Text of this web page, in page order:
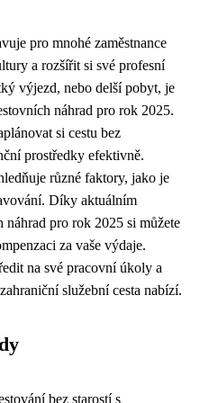
pro mnohé zaměstnance
a rozšířit si své profesní
výjezd, nebo delší pobyt, je
náhrad pro rok 2025.
si cestu bez
prostředky efektivně.
různé faktory, jako je
Díky aktuálním
pro rok 2025 si můžete
za vaše výdaje.
na své pracovní úkoly a
služební cesta nabízí.
bez starostí s